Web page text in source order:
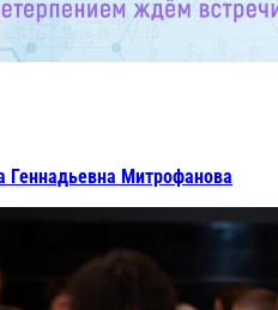
Геннадьевна Митрофанова